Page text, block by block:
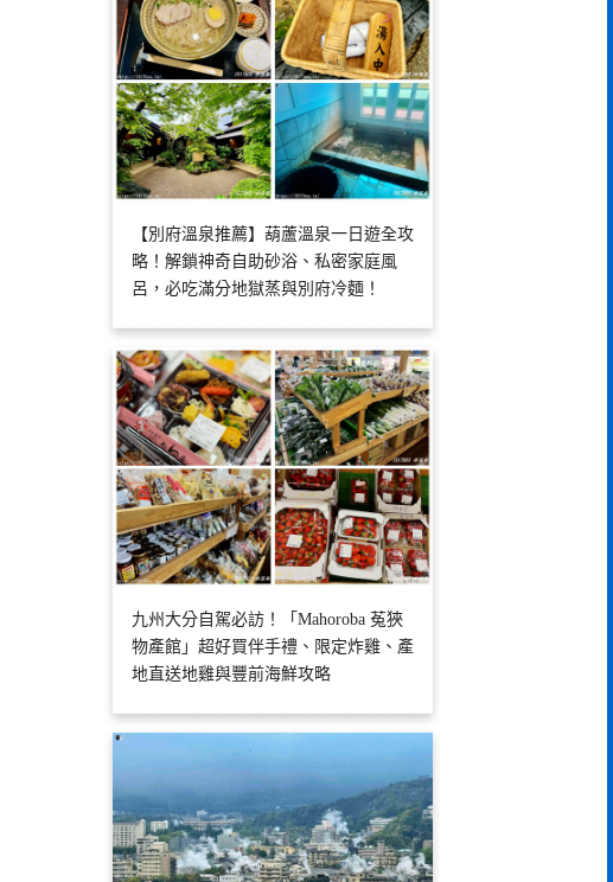
【別府溫泉推薦】葫蘆溫泉一日遊全攻
略！解鎖神奇自助砂浴、私密家庭風
呂，必吃滿分地獄蒸與別府冷麵！
九州大分自駕必訪！「Mahoroba 菟狹
物產館」超好買伴手禮、限定炸雞、產
地直送地雞與豐前海鮮攻略